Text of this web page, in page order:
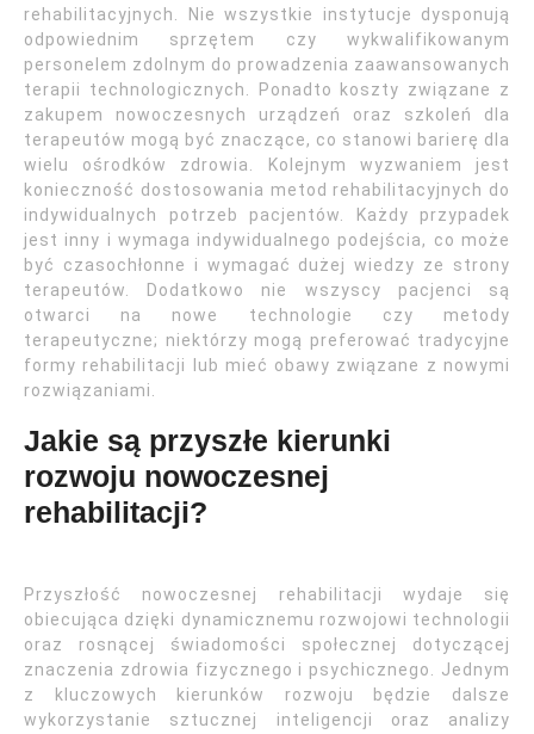
rehabilitacyjnych. Nie wszystkie instytucje dysponują
odpowiednim sprzętem czy wykwalifikowanym
personelem zdolnym do prowadzenia zaawansowanych
terapii technologicznych. Ponadto koszty związane z
zakupem nowoczesnych urządzeń oraz szkoleń dla
terapeutów mogą być znaczące, co stanowi barierę dla
wielu ośrodków zdrowia. Kolejnym wyzwaniem jest
konieczność dostosowania metod rehabilitacyjnych do
indywidualnych potrzeb pacjentów. Każdy przypadek
jest inny i wymaga indywidualnego podejścia, co może
być czasochłonne i wymagać dużej wiedzy ze strony
terapeutów. Dodatkowo nie wszyscy pacjenci są
otwarci na nowe technologie czy metody
terapeutyczne; niektórzy mogą preferować tradycyjne
formy rehabilitacji lub mieć obawy związane z nowymi
rozwiązaniami.
Jakie są przyszłe kierunki
rozwoju nowoczesnej
rehabilitacji?
Przyszłość nowoczesnej rehabilitacji wydaje się
obiecująca dzięki dynamicznemu rozwojowi technologii
oraz rosnącej świadomości społecznej dotyczącej
znaczenia zdrowia fizycznego i psychicznego. Jednym
z kluczowych kierunków rozwoju będzie dalsze
wykorzystanie sztucznej inteligencji oraz analizy